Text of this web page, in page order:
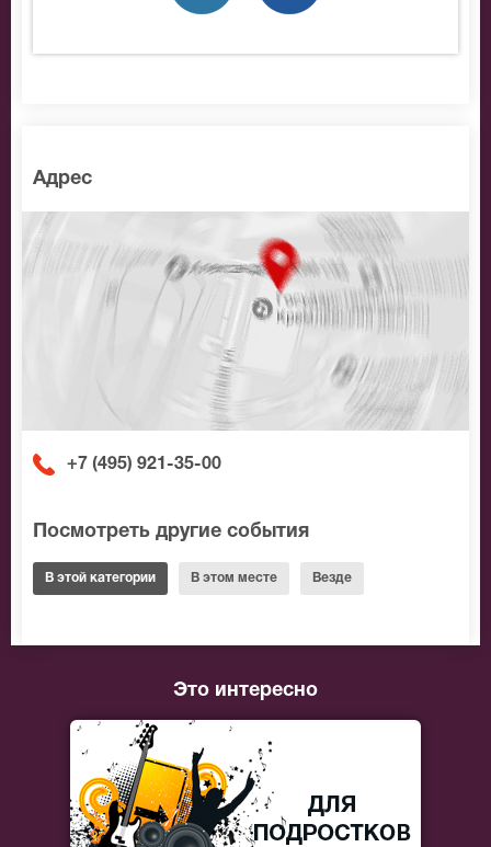
Адрес
+7 (495) 921-35-00
Посмотреть другие события
В этой категории В этом месте Везде
Это интересно